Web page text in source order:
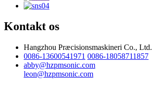
Kontakt os
Hangzhou Præcisionsmaskineri Co., Ltd.
0086-13600541971 0086-18058711857
abby@hzpmsonic.com
leon@hzpmsonic.com